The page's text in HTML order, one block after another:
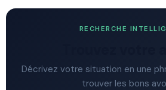
RECHERCHE
Décrivez votre situation en une
trouver les bons